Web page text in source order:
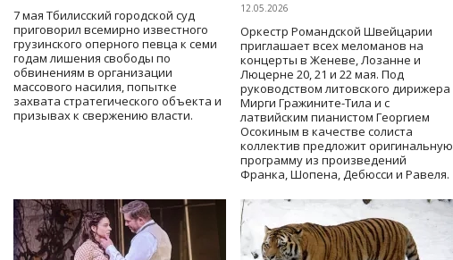
7 мая Тбилисский городской суд
приговорил всемирно известного
грузинского оперного певца к семи
годам лишения свободы по
обвинениям в организации
массового насилия, попытке
захвата стратегического объекта и
призывах к свержению власти.
12.05.2026
Оркестр Романдской Швейцарии
приглашает всех меломанов на
концерты в Женеве, Лозанне и
Люцерне 20, 21 и 22 мая. Под
руководством литовского дирижера
Мирги Гражините-Тила и с
латвийским пианистом Георгием
Осокиным в качестве солиста
коллектив предложит оригинальную
программу из произведений
Франка, Шопена, Дебюсси и Равеля.